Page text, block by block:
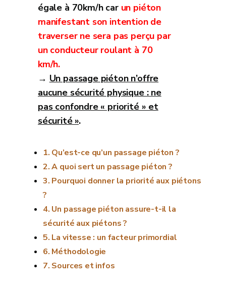
égale à 70km/h car un piéton
manifestant son intention de
traverser ne sera pas perçu par
un conducteur roulant à 70
km/h.
→ Un passage piéton n’offre
aucune sécurité physique : ne
pas confondre « priorité » et
sécurité ».
Qu’est-ce qu’un passage piéton ?
A quoi sert un passage piéton ?
Pourquoi donner la priorité aux piétons
?
Un passage piéton assure-t-il la
sécurité aux piétons ?
La vitesse : un facteur primordial
Méthodologie
Sources et infos